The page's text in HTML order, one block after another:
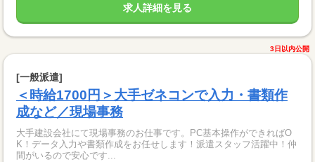
求人詳細を見る
3日以内公開
[一般派遣]
＜時給1700円＞大手ゼネコンで入力・書類作
成など／現場事務
大手建設会社にて現場事務のお仕事です。PC基本操作ができればO
K！データ入力や書類作成をお任せします！派遣スタッフ活躍中！仲
間がいるので安心です...